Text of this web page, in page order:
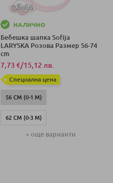
НАЛИЧНО
Бебешка шапка Sofija
LARYSKA Розова Размер 56-74
cm
7,73 €/15,12 лв.
Специална цена
56 СМ (0-1 М)
62 СМ (0-3 М)
68 СМ (3-6 М)
+ още варианти